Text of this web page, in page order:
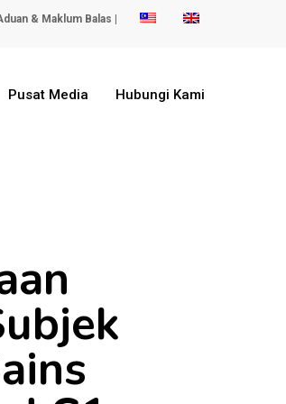
& Maklum Balas |
Pusat Media Hubungi Kami